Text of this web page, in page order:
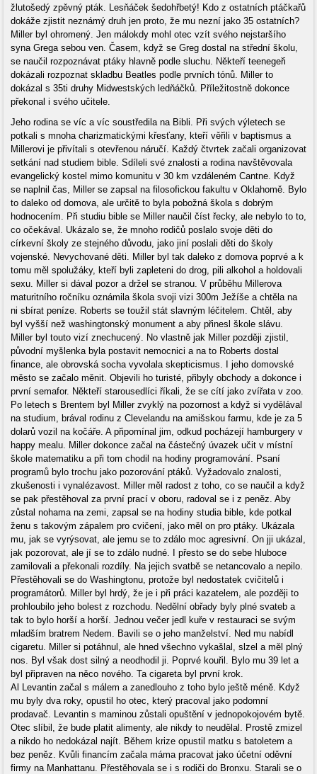
žlutošedý zpěvný pták. Lesňáček šedohřbetý! Kdo z ostatních ptáčkařů
dokáže zjistit neznámý druh jen proto, že mu nezní jako 35 ostatních?
Miller byl ohromený. Jen málokdy mohl otec vzít svého nejstaršího
syna Grega sebou ven. Časem, když se Greg dostal na střední školu,
se naučil rozpoznávat ptáky hlavně podle sluchu. Někteří teenegeři
dokázali rozpoznat skladbu Beatles podle prvních tónů. Miller to
dokázal s 35ti druhy Midwestských ledňáčků. Příležitostně dokonce
překonal i svého učitele.
Jeho rodina se víc a víc soustředila na Bibli. Při svých výletech se
potkali s mnoha charizmatickými křesťany, kteří věřili v baptismus a
Millerovi je přivítali s otevřenou náručí. Každý čtvrtek začali organizovat
setkání nad studiem bible. Sdíleli své znalosti a rodina navštěvovala
evangelický kostel mimo komunitu v 30 km vzdáleném Cantne. Když
se naplnil čas, Miller se zapsal na filosofickou fakultu v Oklahomě. Bylo
to daleko od domova, ale určitě to byla pobožná škola s dobrým
hodnocením. Při studiu bible se Miller naučil číst řecky, ale nebylo to to,
co očekával. Ukázalo se, že mnoho rodičů poslalo svoje děti do
církevní školy ze stejného důvodu, jako jiní poslali děti do školy
vojenské. Nevychované děti. Miller byl tak daleko z domova poprvé a k
tomu měl spolužáky, kteří byli zapleteni do drog, pili alkohol a holdovali
sexu. Miller si dával pozor a držel se stranou. V průběhu Millerova
maturitního ročníku oznámila škola svoji vizi 300m Ježíše a chtěla na
ni sbírat peníze. Roberts se toužil stát slavným léčitelem. Chtěl, aby
byl vyšší než washingtonský monument a aby přinesl škole slávu.
Miller byl touto vizí znechucený. No vlastně jak Miller později zjistil,
původní myšlenka byla postavit nemocnici a na to Roberts dostal
finance, ale obrovská socha vyvolala skepticismus. I jeho domovské
město se začalo měnit. Objevili ho turisté, přibyly obchody a dokonce i
první semafor. Někteří starousedlíci říkali, že se cítí jako zvířata v zoo.
Po letech s Brentem byl Miller zvyklý na pozornost a když si vydělával
na studium, brával rodinu z Clevelandu na amišskou farmu, kde je za 5
dolarů vozil na kočáře. A připomínal jim, odkud pocházejí hamburgery v
happy mealu. Miller dokonce začal na částečný úvazek učit v místní
škole matematiku a při tom chodil na hodiny programování. Psaní
programů bylo trochu jako pozorování ptáků. Vyžadovalo znalosti,
zkušenosti i vynalézavost. Miller měl radost z toho, co se naučil a když
se pak přestěhoval za první prací v oboru, radoval se i z peněz. Aby
zůstal nohama na zemi, zapsal se na hodiny studia bible, kde potkal
ženu s takovým zápalem pro cvičení, jako měl on pro ptáky. Ukázala
mu, jak se vyrýsovat, ale jemu se to zdálo moc agresivní. On jji ukázal,
jak pozorovat, ale jí se to zdálo nudné. I přesto se do sebe hluboce
zamilovali a překonali rozdíly. Na jejich svatbě se netancovalo a nepilo.
Přestěhovali se do Washingtonu, protože byl nedostatek cvičitelů i
programátorů. Miller byl hrdý, že je i při práci kazatelem, ale později to
prohloubilo jeho bolest z rozchodu. Nedělní obřady byly plné svateb a
tak to bylo horší a horší. Jednou večer jedl kuře v restauraci se svým
mladším bratrem Nedem. Bavili se o jeho manželství. Ned mu nabídl
cigaretu. Miller si potáhnul, ale hned všechno vykašlal, slzel a měl plný
nos. Byl však dost silný a neodhodil ji. Poprvé kouřil. Bylo mu 39 let a
byl připraven na něco nového. Ta cigareta byl první krok.
Al Levantin začal s málem a zanedlouho z toho bylo ještě méně. Když
mu byly dva roky, opustil ho otec, který pracoval jako podomní
prodavač. Levantin s maminou zůstali opuštění v jednopokojovém bytě.
Otec slíbil, že bude platit alimenty, ale nikdy to neudělal. Prostě zmizel
a nikdo ho nedokázal najít. Během krize opustil matku s batoletem a
bez peněz. Kvůli financím začala máma pracovat jako účetní oděvní
firmy na Manhattanu. Přestěhovala se i s rodiči do Bronxu. Starali se o